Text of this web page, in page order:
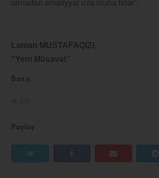
Baxış
Paylaş
olmadan əməliyyat icra oluna bilər”.
Ləman MUSTAFAQIZI,
“Yeni Müsavat”